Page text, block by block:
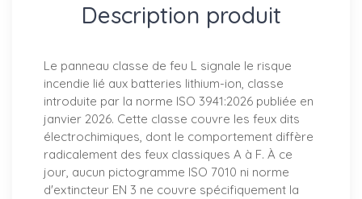
Description produit
Le panneau classe de feu L signale le risque
incendie lié aux batteries lithium-ion, classe
introduite par la norme ISO 3941:2026 publiée en
janvier 2026. Cette classe couvre les feux dits
électrochimiques, dont le comportement diffère
radicalement des feux classiques A à F. À ce
jour, aucun pictogramme ISO 7010 ni norme
d'extincteur EN 3 ne couvre spécifiquement la